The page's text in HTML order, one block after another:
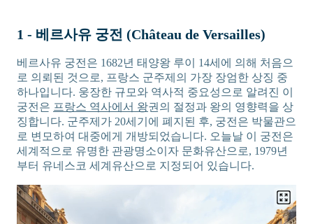
1 - 베르사유 궁전 (Château de Versailles)
베르사유 궁전은 1682년 태양왕 루이 14세에 의해 처음으
로 의뢰된 것으로, 프랑스 군주제의 가장 장엄한 상징 중
하나입니다. 웅장한 규모와 역사적 중요성으로 알려진 이
궁전은 프랑스 역사에서 왕권의 절정과 왕의 영향력을 상
징합니다. 군주제가 20세기에 폐지된 후, 궁전은 박물관으
로 변모하여 대중에게 개방되었습니다. 오늘날 이 궁전은
세계적으로 유명한 관광명소이자 문화유산으로, 1979년
부터 유네스코 세계유산으로 지정되어 있습니다.